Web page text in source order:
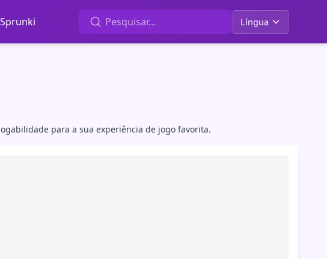
Língua
para a sua experiência de jogo favorita.